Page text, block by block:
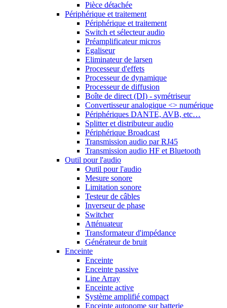
Pièce détachée
Périphérique et traitement
Périphérique et traitement
Switch et sélecteur audio
Préamplificateur micros
Egaliseur
Eliminateur de larsen
Processeur d'effets
Processeur de dynamique
Processeur de diffusion
Boîte de direct (DI) - symétriseur
Convertisseur analogique <> numérique
Périphériques DANTE, AVB, etc…
Splitter et distributeur audio
Périphérique Broadcast
Transmission audio par RJ45
Transmission audio HF et Bluetooth
Outil pour l'audio
Outil pour l'audio
Mesure sonore
Limitation sonore
Testeur de câbles
Inverseur de phase
Switcher
Atténuateur
Transformateur d'impédance
Générateur de bruit
Enceinte
Enceinte
Enceinte passive
Line Array
Enceinte active
Système amplifié compact
Enceinte autonome sur batterie